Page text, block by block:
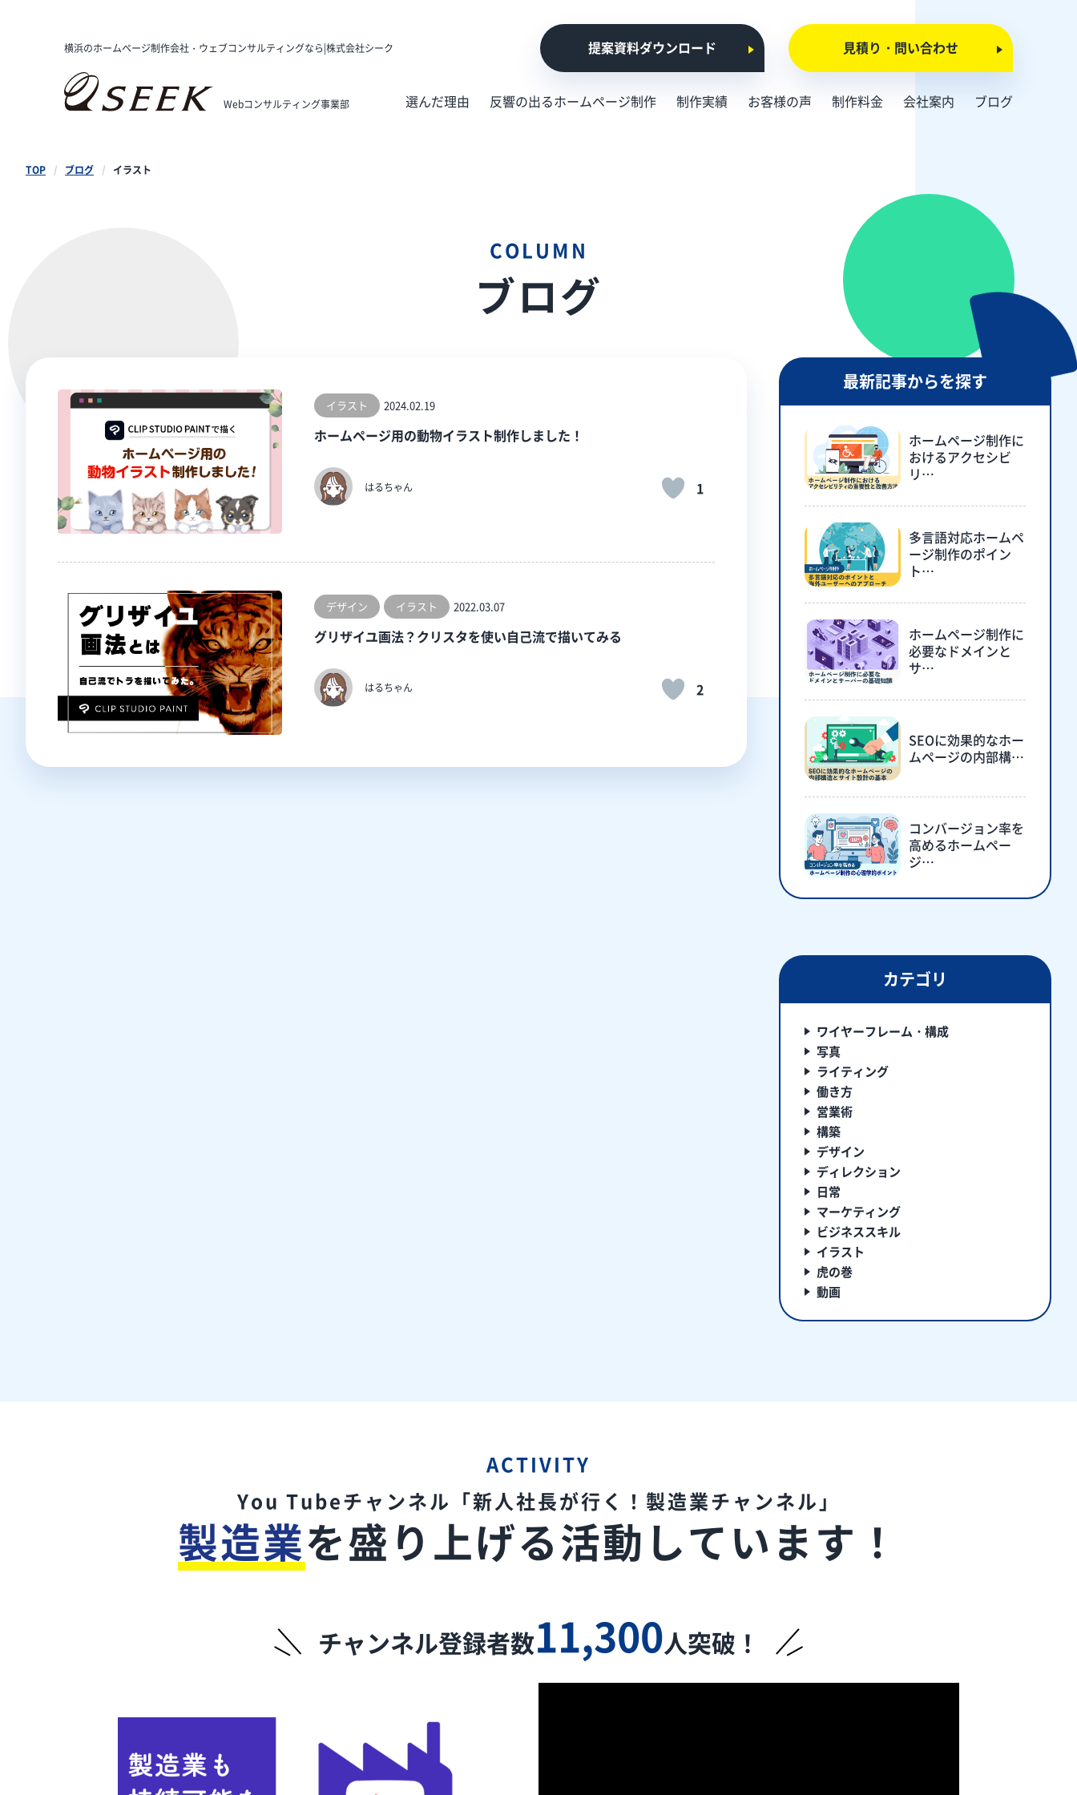
横浜のホームページ制作会社・ウェブコンサルティングなら|株式会社シーク 提案資料ダウンロード 見積り・問い合わせ
Webコンサルティング事業部 選んだ理由 反響の出るホームページ制作 制作実績 お客様の声 制作料金
会社案内
ブログ
TOP ブログ イラスト
COLUMN
ブログ
イラスト 2024.02.19
ホームページ用の動物イラスト制作しました！
はるちゃん 1
デザイン イラスト 2022.03.07
グリザイユ画法？クリスタを使い自己流で描いてみる
はるちゃん 2
最新記事からを探す
ホームページ制作に
おけるアクセシビ
リ…
多言語対応ホームペ
ージ制作のポイン
ト…
ホームページ制作に
必要なドメインと
サ…
SEOに効果的なホー
ムページの内部構…
コンバージョン率を
高めるホームペー
ジ…
カテゴリ
ワイヤーフレーム・構成
写真
ライティング
働き方
営業術
構築
デザイン
ディレクション
日常
マーケティング
ビジネススキル
イラスト
虎の巻
動画
ACTIVITY
You Tubeチャンネル 「新人社長が行く！製造業チャンネル」
製造業を盛り上げる活動しています！
チャンネル登録者数11,300人突破！